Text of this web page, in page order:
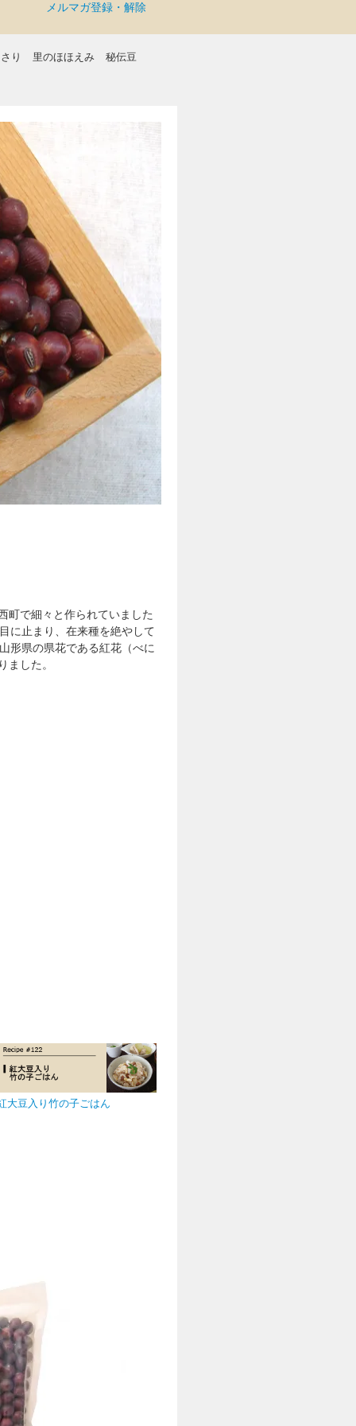
メルマガ登録・解除
り 里のほほえみ 秘伝豆
町で細々と作られていました
に止まり、在来種を絶やして
形県の県花である紅花（べに
した。
大豆入り竹の子ごはん